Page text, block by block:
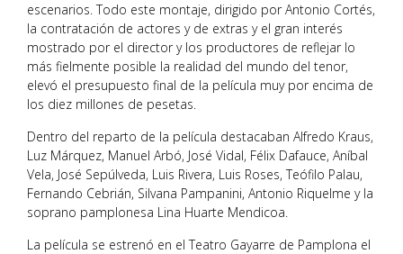
escenarios. Todo este montaje, dirigido por Antonio Cortés,
la contratación de actores y de extras y el gran interés
mostrado por el director y los productores de reflejar lo
más fielmente posible la realidad del mundo del tenor,
elevó el presupuesto final de la película muy por encima de
los diez millones de pesetas.
Dentro del reparto de la película destacaban Alfredo Kraus,
Luz Márquez, Manuel Arbó, José Vidal, Félix Dafauce, Aníbal
Vela, José Sepúlveda, Luis Rivera, Luis Roses, Teófilo Palau,
Fernando Cebrián, Silvana Pampanini, Antonio Riquelme y la
soprano pamplonesa Lina Huarte Mendicoa.
La película se estrenó en el Teatro Gayarre de Pamplona el